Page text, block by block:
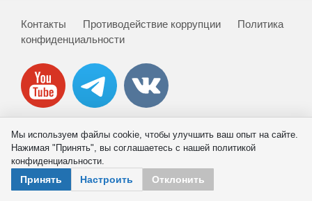
Публикации
Научная жизнь
Издания
О журнале
Номера журналов
Контакты Противодействие коррупции
Политика
конфиденциальности
© 2026 ИНП РАН
Мы используем файлы cookie, чтобы улучшить ваш опыт на сайте.
Нажимая "Принять", вы соглашаетесь с нашей политикой
конфиденциальности.
Принять Настроить Отклонить